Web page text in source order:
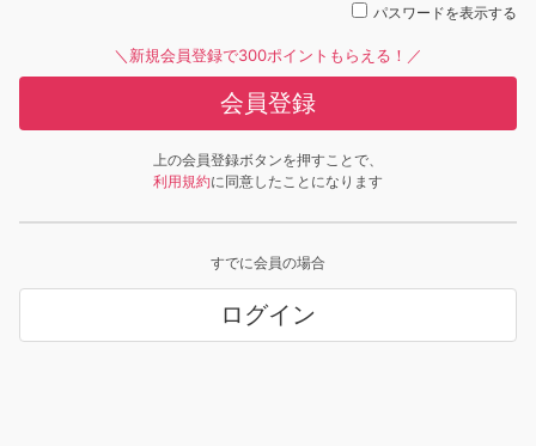
パスワードを表示する
＼新規会員登録で300ポイントもらえる！／
会員登録
上の会員登録ボタンを押すことで、
利用規約に同意したことになります
すでに会員の場合
ログイン